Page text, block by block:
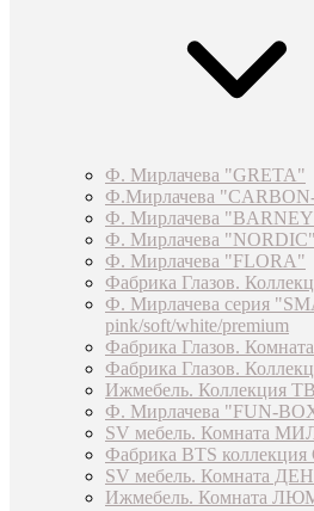
Ф. Мирлачева "GRETA"
Ф.Мирлачева
Ф. Мирлачева
Ф. Мирлачева "NORDIC"
Ф. Мирлачева "FLORA"
Фабрика Глазов.
Ф. Мирлачева серия
pink/soft/white/premium
Фабрика Глазов.
Фабрика Глазов.
Ижмебель. Коллекция
Ф. Мирлачева "FUN-
SV мебель. Комната
Фабрика BTS
SV мебель. Комната
Ижмебель. Комната